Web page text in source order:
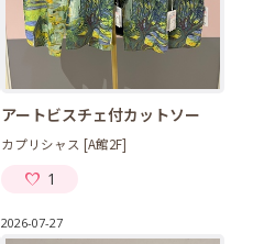
アートビスチェ付カットソー
カプリシャス [A館2F]
1
2026-07-27